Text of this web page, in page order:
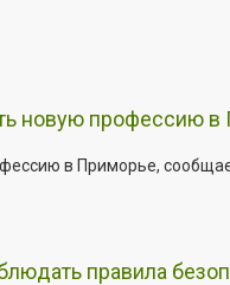
новую профессию
в Приморье,
правила